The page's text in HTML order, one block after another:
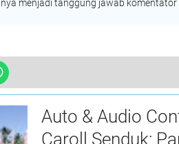
menjadi tanggung jawab
Auto & Audio
Caroll Senduk: